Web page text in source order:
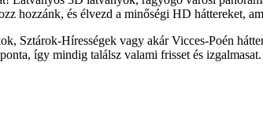
hozzánk, és élvezd a minőségi HD háttereket,
Sztárok-Hírességek vagy akár Vicces-Poén
így mindig találsz valami frisset és